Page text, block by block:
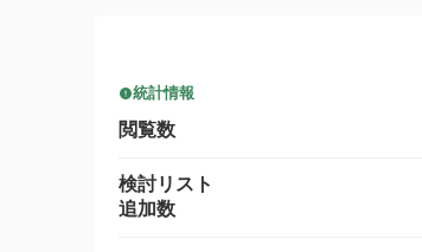
統計情報
閲覧数
検討リスト
追加数